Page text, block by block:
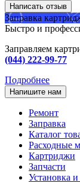
Написать отзыв
Заправка
Быстро и
Заправляем
(044) 222-99-77
Подробнее
Напишите нам
Ремонт
Заправка
Каталог
Расходные
Картриджи
Запчасти
Установка